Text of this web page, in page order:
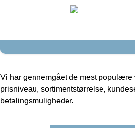
Vi har gennemgået de mest populære
prisniveau, sortimentstørrelse,
betalingsmuligheder.